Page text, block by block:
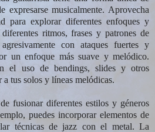
expresarse musicalmente. Aprovecha
para explorar diferentes enfoques y
ritmos, frases y patrones de
con ataques fuertes y
un enfoque más suave y melódico.
el uso de bendings, slides y otros
a tus solos y líneas melódicas.
fusionar diferentes estilos y géneros
puedes incorporar elementos de
técnicas de jazz con el metal. La